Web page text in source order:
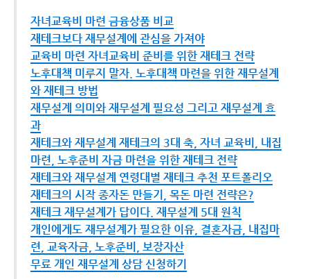
자녀교육비 마련 금융상품 비교
재테크보다 재무설계에 관심을 가져야
교육비 마련 자녀교육비 준비를 위한 재테크 전략
노후대책 미루지 말자. 노후대책 마련을 위한 재무설계
와 재테크 방법
재무설계 의미와 재무설계 필요성 그리고 재무설계 효
과
재테크와 재무설계 재테크의 3대 축, 자녀 교육비, 내집
마련, 노후준비 자금 마련을 위한 재테크 전략
재테크와 재무설계 연령대별 재테크 추천 포트폴리오
재테크의 시작 종자돈 만들기, 목돈 마련 전략은?
재테크 재무설계가 답이다. 재무설계 5대 원칙
개인에게도 재무설계가 필요한 이유, 결혼자금, 내집마
련, 교육자금, 노후준비, 보장자산
무료 개인 재무설계 상담 신청하기